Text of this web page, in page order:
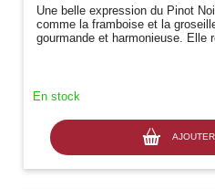
Une belle expression du Pinot
comme la framboise et la
gourmande et harmonieuse. Elle
En stock